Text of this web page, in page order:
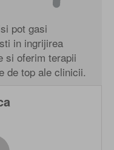
pot gasi
in ingrijirea
si oferim terapii
de top ale clinicii.